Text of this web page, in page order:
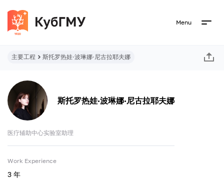
Menu
主要工程 斯托罗热娃·波琳娜·尼古拉耶夫娜
斯托罗热娃·波琳娜·尼古拉耶夫娜
医疗辅助中心实验室助理
Work Experience
3 年